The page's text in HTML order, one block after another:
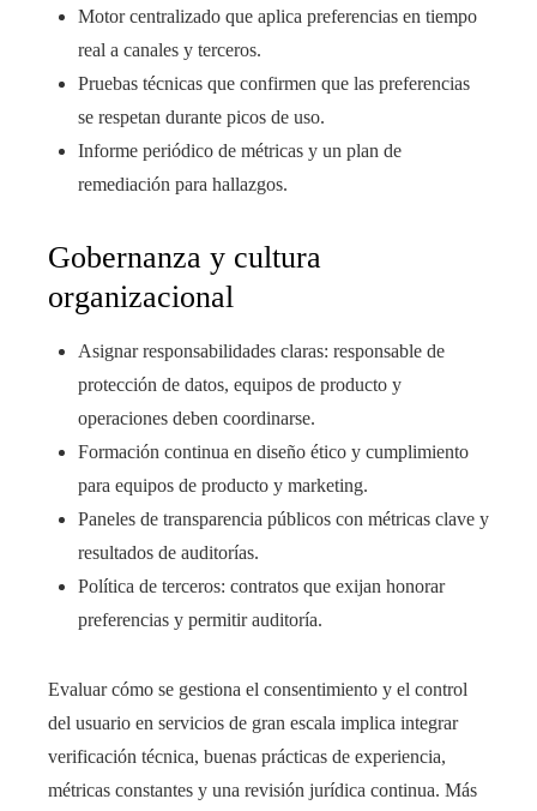
Motor centralizado que aplica preferencias en tiempo
real a canales y terceros.
Pruebas técnicas que confirmen que las preferencias
se respetan durante picos de uso.
Informe periódico de métricas y un plan de
remediación para hallazgos.
Gobernanza y cultura
organizacional
Asignar responsabilidades claras: responsable de
protección de datos, equipos de producto y
operaciones deben coordinarse.
Formación continua en diseño ético y cumplimiento
para equipos de producto y marketing.
Paneles de transparencia públicos con métricas clave y
resultados de auditorías.
Política de terceros: contratos que exijan honorar
preferencias y permitir auditoría.
Evaluar cómo se gestiona el consentimiento y el control
del usuario en servicios de gran escala implica integrar
verificación técnica, buenas prácticas de experiencia,
métricas constantes y una revisión jurídica continua. Más